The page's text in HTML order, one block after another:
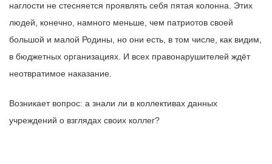
наглости не стесняется проявлять себя пятая колонна. Этих
людей, конечно, намного меньше, чем патриотов своей
большой и малой Родины, но они есть, в том числе, как видим,
в бюджетных организациях. И всех правонарушителей ждёт
неотвратимое наказание.
Возникает вопрос: а знали ли в коллективах данных
учреждений о взглядах своих коллег?